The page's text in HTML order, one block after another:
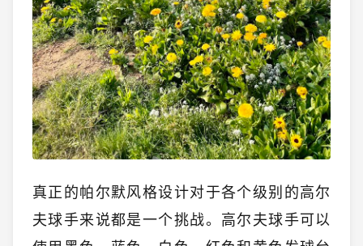
真正的帕尔默风格设计对于各个级别的高尔
夫球手来说都是一个挑战。高尔夫球手可以